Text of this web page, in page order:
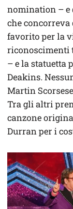
nomination – e
che concorreva
favorito per la
riconoscimenti
– e la statuetta
Deakins.
Martin
Tra gli altri
canzone
Durran per i